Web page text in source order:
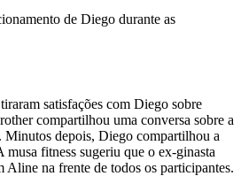
de Diego durante as
satisfações com Diego sobre
compartilhou uma conversa sobre a
Minutos depois, Diego compartilhou a
musa fitness sugeriu que o ex-ginasta
Aline na frente de todos os participantes.